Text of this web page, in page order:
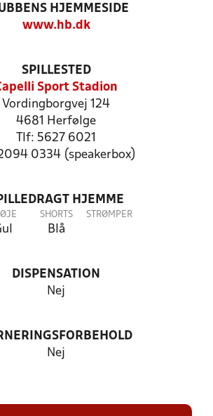
HJEMMESIDE
www.hb.dk
SPILLESTED
Sport Stadion
Vordingborgvej 124
4681 Herfølge
Tlf: 5627 6021
2094 0334 (speakerbox)
HJEMME
SHORTS
Blå
STRØMPER
DISPENSATION
Nej
Nej